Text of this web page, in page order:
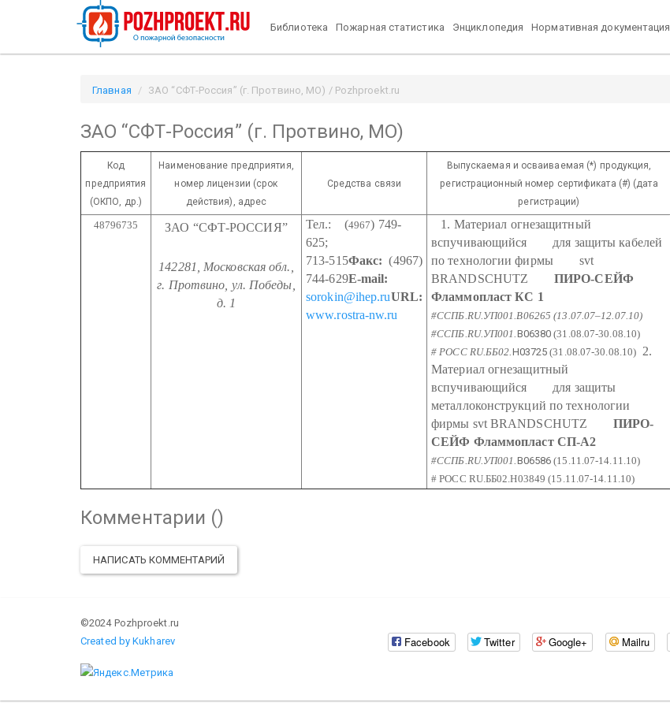
Библиотека Пожарная статистика Энциклопедия Нормативная документация
Главная ЗАО “СФТ-Россия” (г. Протвино, МО) / Pozhproekt.ru
ЗАО “СФТ-Россия” (г. Протвино, МО)
Код
предприятия
(ОКПО, др.)
Наименование предприятия,
номер лицензии (срок
действия), адрес
Средства связи
Выпускаемая и осваиваемая (*) продукция,
регистрационный номер сертификата (#) (дата
регистрации)
48796735 ЗАО “СФТ-РОССИЯ”
142281, Московская обл.,
г. Протвино, ул. Победы,
д. 1
Тел.: (4967) 749-
625;
713-515Факс: (4967)
744-629E-mail:
sorokin@ihep.ruURL:
www.rostra-nw.ru
1. Материал огнезащитный
вспучивающийся для защиты кабелей
по технологии фирмы svt
BRANDSCHUTZ
ПИРО-СЕЙФ
Фламмопласт КС 1
#ССПБ.RU.УП001.В06265 (13.07.07–12.07.10)
#ССПБ.RU.УП001. B06380 (31.08.07-30.08.10)
# РОСС RU.ББ02. H03725 (31.08.07-30.08.10) 2.
Материал огнезащитный
вспучивающийся для защиты
металлоконструкций по технологии
фирмы svt BRANDSCHUTZ
ПИРО-
СЕЙФ Фламмопласт СП-А2
#ССПБ.RU.УП001. B06586(15.11.07-14.11.10)
# РОСС RU.ББ02.H03849 (15.11.07-14.11.10)
Комментарии ()
НАПИСАТЬ КОММЕНТАРИЙ
©2024 Pozhproekt.ru
Created by Kukharev
Facebook Twitter Google+ Mailru